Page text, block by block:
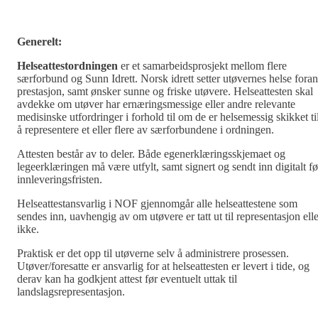
Generelt:
Helseattestordningen er et samarbeidsprosjekt mellom flere
særforbund og Sunn Idrett. Norsk idrett setter utøvernes helse foran
prestasjon, samt ønsker sunne og friske utøvere. Helseattesten skal
avdekke om utøver har ernæringsmessige eller andre relevante
medisinske utfordringer i forhold til om de er helsemessig skikket
å representere et eller flere av særforbundene i ordningen.
Attesten består av to deler. Både egenerklæringsskjemaet og
legeerklæringen må være utfylt, samt signert og sendt inn digitalt
innleveringsfristen.
Helseattestansvarlig i NOF gjennomgår alle helseattestene som
sendes inn, uavhengig av om utøvere er tatt ut til representasjon
ikke.
Praktisk er det opp til utøverne selv å administrere prosessen.
Utøver/foresatte er ansvarlig for at helseattesten er levert i tide, og
derav kan ha godkjent attest før eventuelt uttak til
landslagsrepresentasjon.